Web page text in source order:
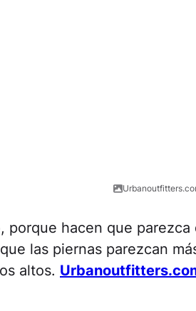
porque hacen que parezca
las piernas parezcan
altos.